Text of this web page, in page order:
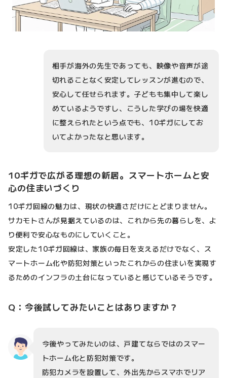
相手が海外の先生であっても、映像や音声が途
切れることなく安定してレッスンが進むので、
安心して任せられます。子どもも集中して楽し
めているようですし、こうした学びの場を快適
に整えられたという点でも、10ギガにしてお
いてよかったなと思います。
10ギガで広がる理想の新居。スマートホームと安
心の住まいづくり
10ギガ回線の魅力は、現状の快適さだけにとどまりません。
サカモトさんが見据えているのは、これから先の暮らしを、よ
り便利で安心なものにしていくこと。
安定した10ギガ回線は、家族の毎日を支えるだけでなく、ス
マートホーム化や防犯対策といったこれからの住まいを実現す
るためのインフラの土台になっていると感じているそうです。
Q：今後試してみたいことはありますか？
今後やってみたいのは、戸建てならではのスマー
トホーム化と防犯対策です。
防犯カメラを設置して、外出先からスマホでリア